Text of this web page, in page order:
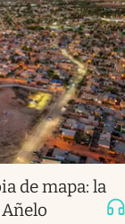
de mapa: la